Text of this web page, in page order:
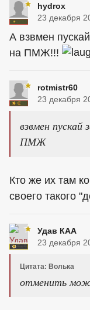
hydrox
23 декабря
А взвмен
на ПМЖ!!!
rotmistr60
23 декабря
взвмен пускай
ПМЖ
Кто же их там
своего такого
Удав КАА
23 декабря
Цитата: Волька
отменить